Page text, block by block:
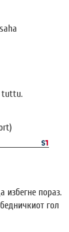
tuttu.
избегне пораз.
гол